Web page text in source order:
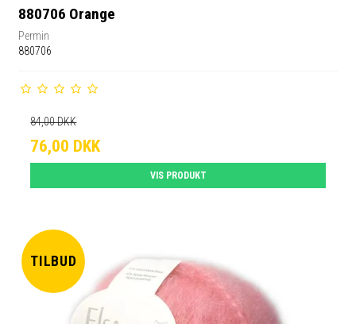
880706 Orange
Permin
880706
84,00 DKK
76,00 DKK
VIS PRODUKT
TILBUD